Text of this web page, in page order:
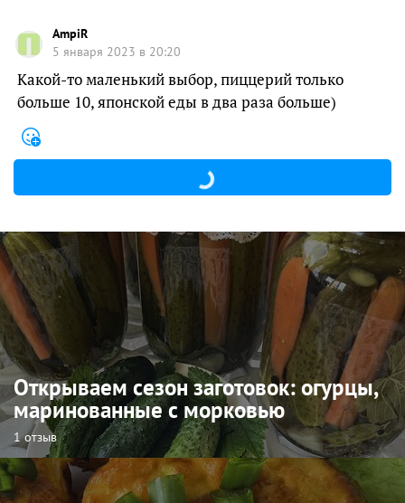
AmpiR
5 января 2023 в 20:20
Какой-то маленький выбор, пиццерий только
больше 10, японской еды в два раза больше)
Открываем сезон заготовок: огурцы,
маринованные с морковью
1 отзыв